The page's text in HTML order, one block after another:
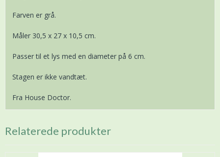
Farven er grå.
Måler 30,5 x 27 x 10,5 cm.
Passer til et lys med en diameter på 6 cm.
Stagen er ikke vandtæt.
Fra House Doctor.
Relaterede produkter